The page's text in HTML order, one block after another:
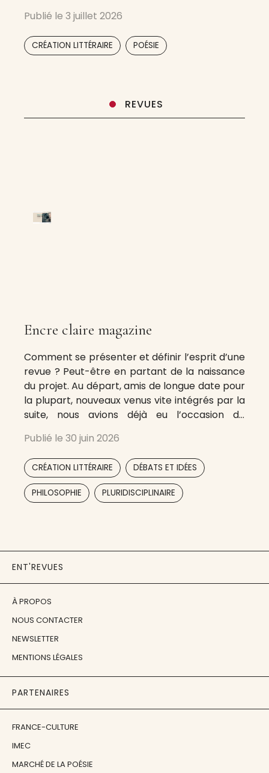
une conversation mêlant poésies, réflexions et
textes littéraires
Publié le 3 juillet 2026
CRÉATION LITTÉRAIRE POÉSIE
REVUES
Encre claire magazine
Comment se présenter et définir l’esprit d’une
revue ? Peut-être en partant de la naissance
du projet. Au départ, amis de longue date pour
la plupart, nouveaux venus vite intégrés par la
suite, nous avions déjà eu l’occasion de
philosophiques au fil des années, et même,
parfois, de produire des
Publié le 30 juin 2026
CRÉATION LITTÉRAIRE DÉBATS ET IDÉES
PHILOSOPHIE PLURIDISCIPLINAIRE
ENT'REVUES
À PROPOS
NOUS CONTACTER
NEWSLETTER
MENTIONS LÉGALES
PARTENAIRES
FRANCE-CULTURE
IMEC
MARCHÉ DE LA POÉSIE